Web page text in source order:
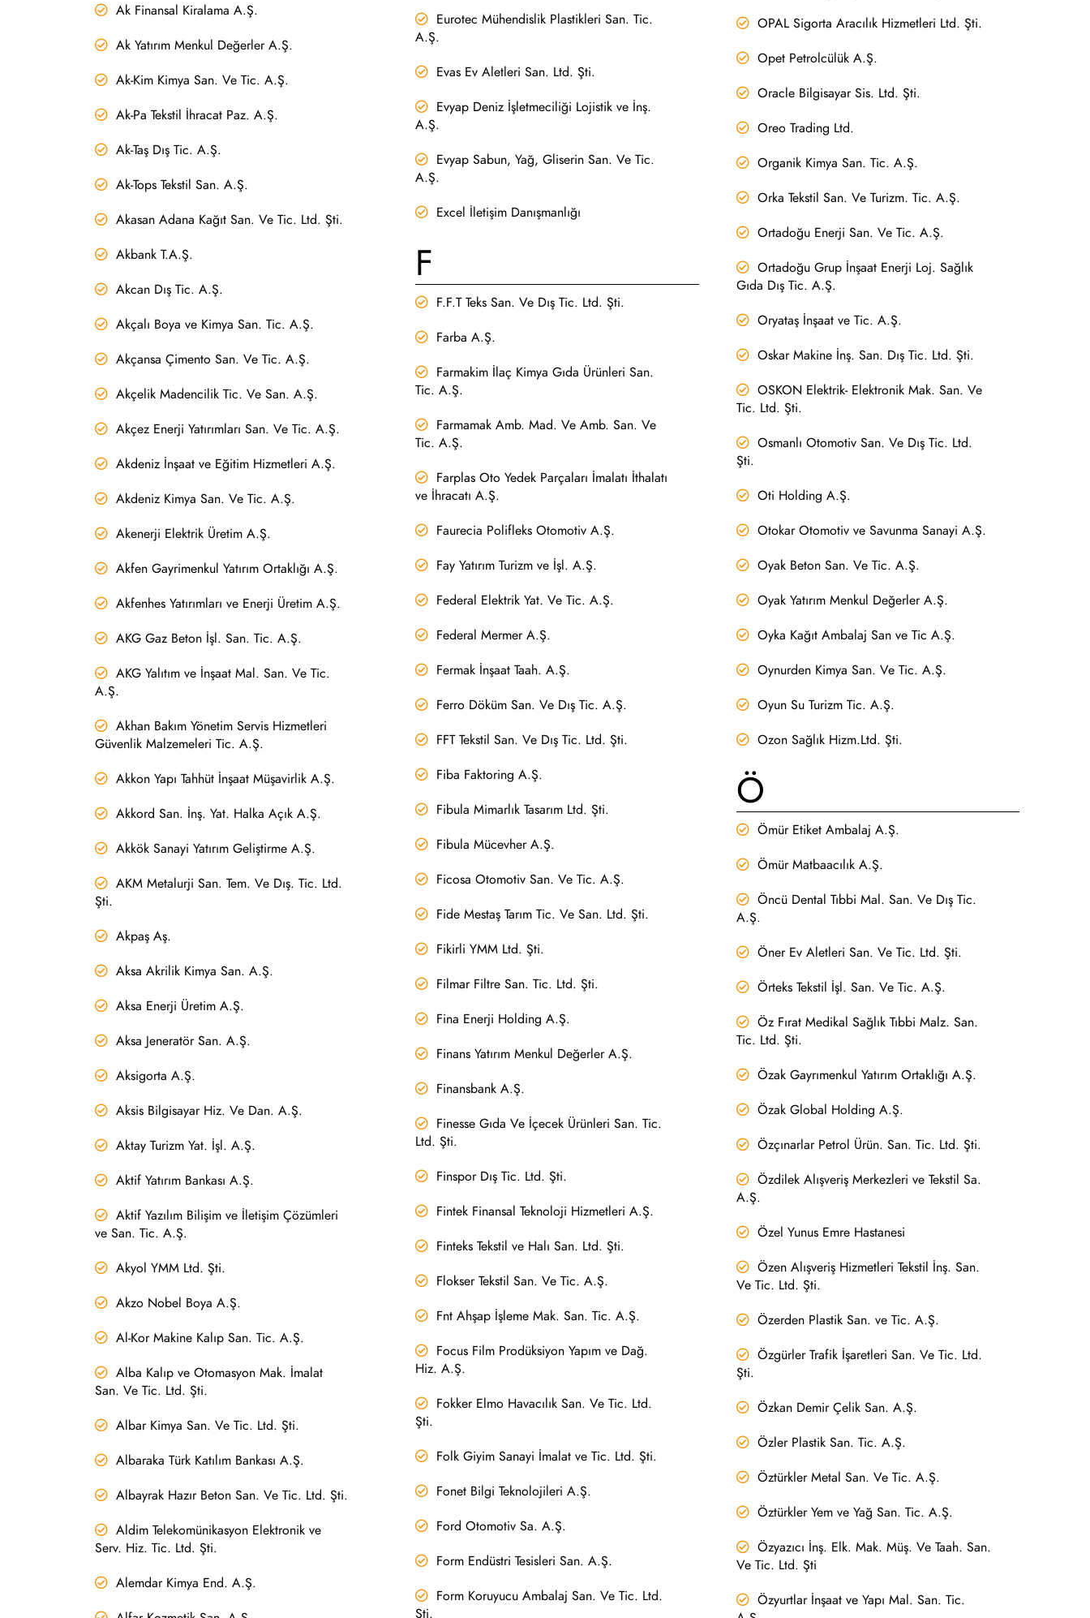
Ak Finansal Kiralama A.Ş.
Ak Yatırım Menkul Değerler A.Ş.
Ak-Kim Kimya San. Ve Tic. A.Ş.
Ak-Pa Tekstil İhracat Paz. A.Ş.
Ak-Taş Dış Tic. A.Ş.
Ak-Tops Tekstil San. A.Ş.
Akasan Adana Kağıt San. Ve Tic. Ltd. Şti.
Akbank T.A.Ş.
Akcan Dış Tic. A.Ş.
Akçalı Boya ve Kimya San. Tic. A.Ş.
Akçansa Çimento San. Ve Tic. A.Ş.
Akçelik Madencilik Tic. Ve San. A.Ş.
Akçez Enerji Yatırımları San. Ve Tic. A.Ş.
Akdeniz İnşaat ve Eğitim Hizmetleri A.Ş.
Akdeniz Kimya San. Ve Tic. A.Ş.
Akenerji Elektrik Üretim A.Ş.
Akfen Gayrimenkul Yatırım Ortaklığı A.Ş.
Akfenhes Yatırımları ve Enerji Üretim A.Ş.
AKG Gaz Beton İşl. San. Tic. A.Ş.
AKG Yalıtım ve İnşaat Mal. San. Ve Tic.
A.Ş.
Akhan Bakım Yönetim Servis Hizmetleri
Güvenlik Malzemeleri Tic. A.Ş.
Akkon Yapı Tahhüt İnşaat Müşavirlik A.Ş.
Akkord San. İnş. Yat. Halka Açık A.Ş.
Akkök Sanayi Yatırım Geliştirme A.Ş.
AKM Metalurji San. Tem. Ve Dış. Tic. Ltd.
Şti.
Akpaş Aş.
Aksa Akrilik Kimya San. A.Ş.
Aksa Enerji Üretim A.Ş.
Aksa Jeneratör San. A.Ş.
Aksigorta A.Ş.
Aksis Bilgisayar Hiz. Ve Dan. A.Ş.
Aktay Turizm Yat. İşl. A.Ş.
Aktif Yatırım Bankası A.Ş.
Aktif Yazılım Bilişim ve İletişim Çözümleri
ve San. Tic. A.Ş.
Akyol YMM Ltd. Şti.
Akzo Nobel Boya A.Ş.
Al-Kor Makine Kalıp San. Tic. A.Ş.
Alba Kalıp ve Otomasyon Mak. İmalat
San. Ve Tic. Ltd. Şti.
Albar Kimya San. Ve Tic. Ltd. Şti.
Albaraka Türk Katılım Bankası A.Ş.
Albayrak Hazır Beton San. Ve Tic. Ltd. Şti.
Aldim Telekomünikasyon Elektronik ve
Serv. Hiz. Tic. Ltd. Şti.
Alemdar Kimya End. A.Ş.
Eurotec Mühendislik Plastikleri San. Tic.
A.Ş.
Evas Ev Aletleri San. Ltd. Şti.
Evyap Deniz İşletmeciliği Lojistik ve İnş.
A.Ş.
Evyap Sabun, Yağ, Gliserin San. Ve Tic.
A.Ş.
Excel İletişim Danışmanlığı
F
F.F.T Teks San. Ve Dış Tic. Ltd. Şti.
Farba A.Ş.
Farmakim İlaç Kimya Gıda Ürünleri San.
Tic. A.Ş.
Farmamak Amb. Mad. Ve Amb. San. Ve
Tic. A.Ş.
Farplas Oto Yedek Parçaları İmalatı İthalatı
ve İhracatı A.Ş.
Faurecia Polifleks Otomotiv A.Ş.
Fay Yatırım Turizm ve İşl. A.Ş.
Federal Elektrik Yat. Ve Tic. A.Ş.
Federal Mermer A.Ş.
Fermak İnşaat Taah. A.Ş.
Ferro Döküm San. Ve Dış Tic. A.Ş.
FFT Tekstil San. Ve Dış Tic. Ltd. Şti.
Fiba Faktoring A.Ş.
Fibula Mimarlık Tasarım Ltd. Şti.
Fibula Mücevher A.Ş.
Ficosa Otomotiv San. Ve Tic. A.Ş.
Fide Mestaş Tarım Tic. Ve San. Ltd. Şti.
Fikirli YMM Ltd. Şti.
Filmar Filtre San. Tic. Ltd. Şti.
Fina Enerji Holding A.Ş.
Finans Yatırım Menkul Değerler A.Ş.
Finansbank A.Ş.
Finesse Gıda Ve İçecek Ürünleri San. Tic.
Ltd. Şti.
Finspor Dış Tic. Ltd. Şti.
Fintek Finansal Teknoloji Hizmetleri A.Ş.
Finteks Tekstil ve Halı San. Ltd. Şti.
Flokser Tekstil San. Ve Tic. A.Ş.
Fnt Ahşap İşleme Mak. San. Tic. A.Ş.
Focus Film Prodüksiyon Yapım ve Dağ.
Hiz. A.Ş.
Fokker Elmo Havacılık San. Ve Tic. Ltd.
Şti.
Folk Giyim Sanayi İmalat ve Tic. Ltd. Şti.
Fonet Bilgi Teknolojileri A.Ş.
Ford Otomotiv Sa. A.Ş.
Form Endüstri Tesisleri San. A.Ş.
Form Koruyucu Ambalaj San. Ve Tic. Ltd.
Şti.
OPAL Sigorta Aracılık Hizmetleri Ltd. Şti.
Opet Petrolcülük A.Ş.
Oracle Bilgisayar Sis. Ltd. Şti.
Oreo Trading Ltd.
Organik Kimya San. Tic. A.Ş.
Orka Tekstil San. Ve Turizm. Tic. A.Ş.
Ortadoğu Enerji San. Ve Tic. A.Ş.
Ortadoğu Grup İnşaat Enerji Loj. Sağlık
Gıda Dış Tic. A.Ş.
Oryataş İnşaat ve Tic. A.Ş.
Oskar Makine İnş. San. Dış Tic. Ltd. Şti.
OSKON Elektrik- Elektronik Mak. San. Ve
Tic. Ltd. Şti.
Osmanlı Otomotiv San. Ve Dış Tic. Ltd.
Şti.
Oti Holding A.Ş.
Otokar Otomotiv ve Savunma Sanayi A.Ş.
Oyak Beton San. Ve Tic. A.Ş.
Oyak Yatırım Menkul Değerler A.Ş.
Oyka Kağıt Ambalaj San ve Tic A.Ş.
Oynurden Kimya San. Ve Tic. A.Ş.
Oyun Su Turizm Tic. A.Ş.
Ozon Sağlık Hizm.Ltd. Şti.
Ö
Ömür Etiket Ambalaj A.Ş.
Ömür Matbaacılık A.Ş.
Öncü Dental Tıbbi Mal. San. Ve Dış Tic.
A.Ş.
Öner Ev Aletleri San. Ve Tic. Ltd. Şti.
Örteks Tekstil İşl. San. Ve Tic. A.Ş.
Öz Fırat Medikal Sağlık Tıbbi Malz. San.
Tic. Ltd. Şti.
Özak Gayrımenkul Yatırım Ortaklığı A.Ş.
Özak Global Holding A.Ş.
Özçınarlar Petrol Ürün. San. Tic. Ltd. Şti.
Özdilek Alışveriş Merkezleri ve Tekstil Sa.
A.Ş.
Özel Yunus Emre Hastanesi
Özen Alışveriş Hizmetleri Tekstil İnş. San.
Ve Tic. Ltd. Şti.
Özerden Plastik San. ve Tic. A.Ş.
Özgürler Trafik İşaretleri San. Ve Tic. Ltd.
Şti.
Özkan Demir Çelik San. A.Ş.
Özler Plastik San. Tic. A.Ş.
Öztürkler Metal San. Ve Tic. A.Ş.
Öztürkler Yem ve Yağ San. Tic. A.Ş.
Özyazıcı İnş. Elk. Mak. Müş. Ve Taah. San.
Ve Tic. Ltd. Şti
Özyurtlar İnşaat ve Yapı Mal. San. Tic.